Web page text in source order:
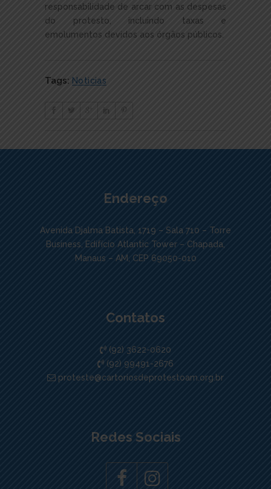
responsabilidade de arcar com as despesas
do protesto, incluindo taxas e
emolumentos devidos aos órgãos públicos.
Tags: Noticias
Endereço
Avenida Djalma Batista, 1719 – Sala 710 – Torre
Business, Edifício Atlantic Tower – Chapada,
Manaus – AM, CEP 69050-010
Contatos
(92) 3622-0620
(92) 99491-2676
proteste@cartoriosdeprotestoam.org.br
Redes Sociais